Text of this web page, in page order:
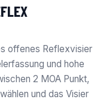
offenes Reflexvisier
und hohe
2 MOA Punkt,
und das Visier